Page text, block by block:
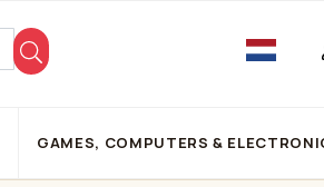
GAMES, COMPUTERS &